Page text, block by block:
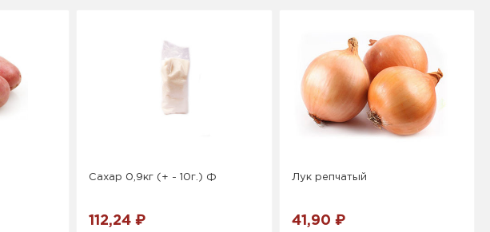
Сахар 0,9кг (+ - 10г.) Ф
112,24 ₽
Лук репчатый
41,90 ₽